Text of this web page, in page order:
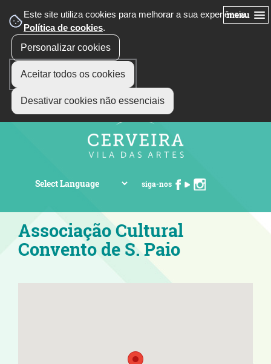
Este site utiliza cookies para melhorar a sua experiência.
Política de cookies.
Personalizar cookies
Aceitar todos os cookies
Desativar cookies não essenciais
menu
siga-nos
Associação Cultural
Convento de S. Paio